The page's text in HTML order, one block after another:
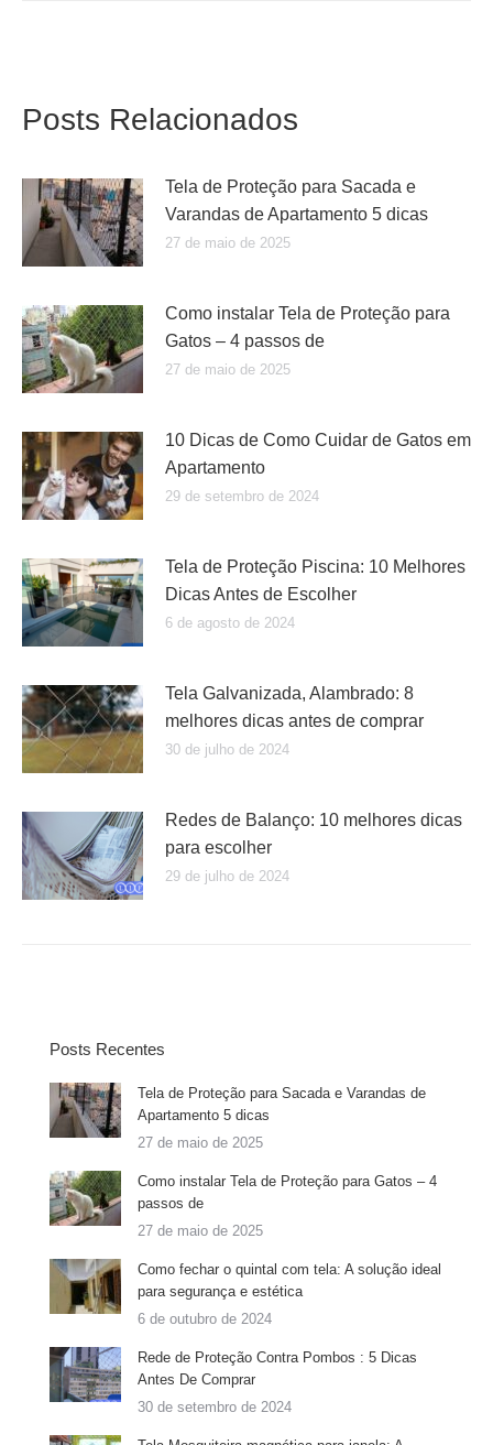
Posts Relacionados
Tela de Proteção para Sacada e
Varandas de Apartamento 5 dicas
27 de maio de 2025
Como instalar Tela de Proteção para
Gatos – 4 passos de
27 de maio de 2025
10 Dicas de Como Cuidar de Gatos em
Apartamento
29 de setembro de 2024
Tela de Proteção Piscina: 10 Melhores
Dicas Antes de Escolher
6 de agosto de 2024
Tela Galvanizada, Alambrado: 8
melhores dicas antes de comprar
30 de julho de 2024
Redes de Balanço: 10 melhores dicas
para escolher
29 de julho de 2024
Posts Recentes
Tela de Proteção para Sacada e Varandas de
Apartamento 5 dicas
27 de maio de 2025
Como instalar Tela de Proteção para Gatos – 4
passos de
27 de maio de 2025
Como fechar o quintal com tela: A solução ideal
para segurança e estética
6 de outubro de 2024
Rede de Proteção Contra Pombos : 5 Dicas
Antes De Comprar
30 de setembro de 2024